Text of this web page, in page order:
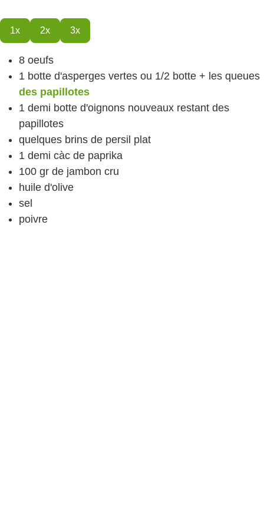
1x 2x 3x
8 oeufs
1 botte d'asperges vertes ou 1/2 botte + les queues
des papillotes
1 demi botte d'oignons nouveaux restant des
papillotes
quelques brins de persil plat
1 demi càc de paprika
100 gr de jambon cru
huile d'olive
sel
poivre